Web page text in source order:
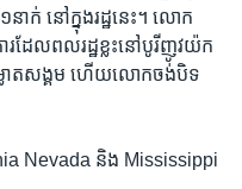
ាក់ នៅ​ក្នុង​រដ្ឋ​នេះ។ លោក​
រ​ដែល​ពលរដ្ឋ​ខ្លះ​នៅ​បូរី​ញូវយ៉ក​
ម្លាត​សង្គម ហើយ​លោក​ចង់​បិទ​
Nevada និង​ Mississippi